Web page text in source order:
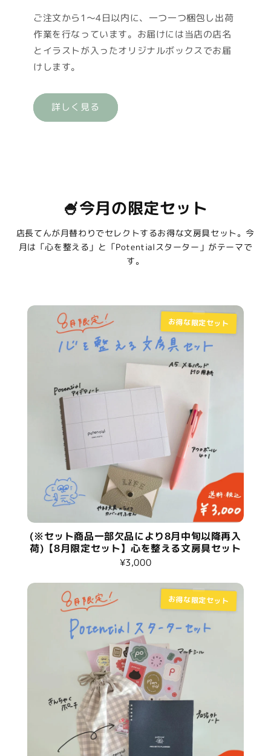
ご注文から1〜4日以内に、一つ一つ梱包し出荷
作業を行なっています。お届けには当店の店名
とイラストが入ったオリジナルボックスでお届
けします。
詳しく見る
🍧今月の限定セット
店長てんが月替わりでセレクトするお得な文房具セット。今
月は「心を整える」と「Potentialスターター」がテーマで
す。
お得な限定セット
(※セット商品一部欠品により8月中旬以降再入
荷)【8月限定セット】心を整える文房具セット
¥3,000
お得な限定セット